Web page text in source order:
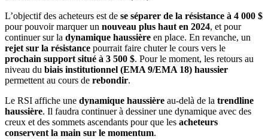
L’objectif des acheteurs est de se séparer de la résistance à 4 000 $
pour pouvoir marquer un nouveau plus haut en 2024, et pour
continuer sur la dynamique haussière en place. En revanche, un
rejet sur la résistance pourrait faire chuter le cours vers le
prochain support situé à 3 500 $. Pour le moment, les retours au
niveau du biais institutionnel (EMA 9/EMA 18) haussier
permettent au cours de rebondir.
Le RSI affiche une dynamique haussière au-delà de la trendline
haussière. Il faudra continuer à dessiner une dynamique avec des
creux et des sommets ascendants pour que les acheteurs
conservent la main sur le momentum.